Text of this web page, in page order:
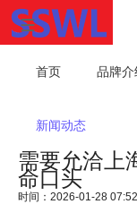
首页 品牌介
新闻动态
需要允洽上
命口头
时间：2026-01-28 07:52